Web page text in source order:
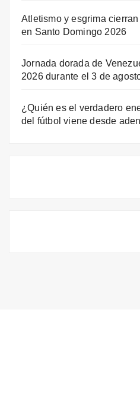
Atletismo y esgrima
en Santo Domingo 2026
Jornada dorada de
2026 durante el 3 de
¿Quién es el verdadero
del fútbol viene desde